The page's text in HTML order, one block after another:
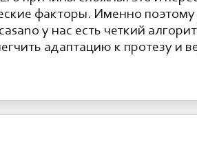
факторы. Именно
у нас есть четкий
адаптацию к протезу и